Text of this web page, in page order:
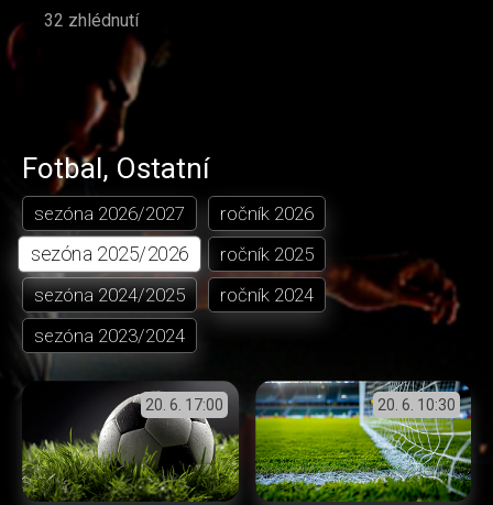
32 zhlédnutí
Fotbal, Ostatní
sezóna 2026/2027 ročník 2026
sezóna 2025/2026 ročník 2025
sezóna 2024/2025 ročník 2024
sezóna 2023/2024
20. 6. 17:00 20. 6. 10:30